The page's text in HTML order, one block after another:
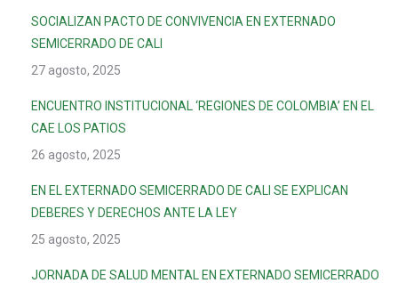
SOCIALIZAN PACTO DE CONVIVENCIA EN EXTERNADO
SEMICERRADO DE CALI
27 agosto, 2025
ENCUENTRO INSTITUCIONAL ‘REGIONES DE COLOMBIA’ EN EL
CAE LOS PATIOS
26 agosto, 2025
EN EL EXTERNADO SEMICERRADO DE CALI SE EXPLICAN
DEBERES Y DERECHOS ANTE LA LEY
25 agosto, 2025
JORNADA DE SALUD MENTAL EN EXTERNADO SEMICERRADO